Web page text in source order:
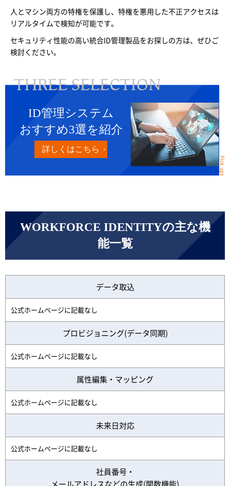
人とマシン両方の特権を保護し、特権を悪用した不正アクセスは
リアルタイムで検知が可能です。
セキュリティ性能の高い統合ID管理製品をお探しの方は、ぜひご
検討ください。
ID管理システム
おすすめ3選を紹介
詳しくはこちら
WORKFORCE IDENTITYの主な機
能一覧
データ取込
公式ホームページに記載なし
プロビジョニング(データ同期)
公式ホームページに記載なし
属性編集・マッピング
公式ホームページに記載なし
未来日対応
公式ホームページに記載なし
社員番号・
メールアドレスなどの生成(関数機能)